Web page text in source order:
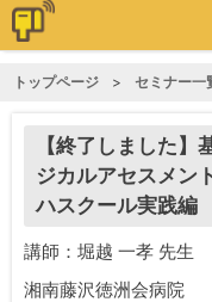
トップページ セミナー一
【終了しました】
ジカルアセスメン
ハスクール実践編
講師：堀越 一孝 先生
湘南藤沢徳洲会病院